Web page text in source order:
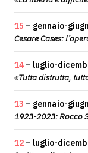
15 – gennaio-
Cesare Cases:
14 – luglio-
«Tutta distrutta,
13 – gennaio-
1923-2023: Rocco
12 – luglio-